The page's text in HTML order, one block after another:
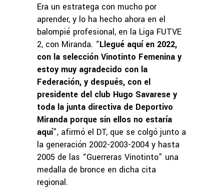
Era un estratega con mucho por
aprender, y lo ha hecho ahora en el
balompié profesional, en la Liga FUTVE
2, con Miranda. “Llegué aquí en 2022,
con la selección Vinotinto Femenina y
estoy muy agradecido con la
Federación, y después, con el
presidente del club Hugo Savarese y
toda la junta directiva de Deportivo
Miranda porque sin ellos no estaría
aquí”, afirmó el DT, que se colgó junto a
la generación 2002-2003-2004 y hasta
2005 de las “Guerreras Vinotinto” una
medalla de bronce en dicha cita
regional.